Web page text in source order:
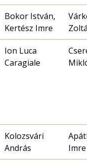
Bokor István,
Kertész Imre
Ion Luca
Caragiale
Kolozsvári
András
Imre